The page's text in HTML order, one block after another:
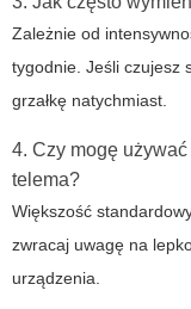
Zależnie od
tygodnie. Jeśli czujesz
grzałkę natychmiast.
4. Czy mogę
telema?
Większość
zwracaj uwagę na
urządzenia.